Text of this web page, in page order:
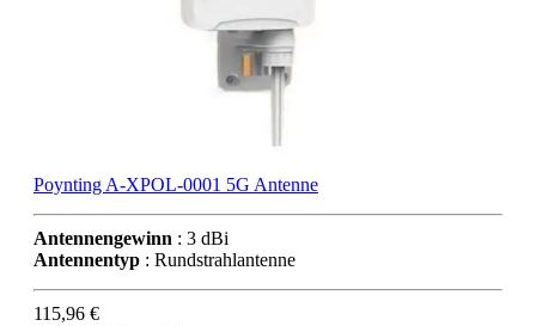
Poynting A-XPOL-0001 5G Antenne
Antennengewinn : 3 dBi
Antennentyp : Rundstrahlantenne
115,96 €